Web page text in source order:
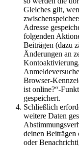
Gleiches gilt,
Adresse
folgenden
Beiträgen (dazu
Änderungen an
Browser-
ist online?“-
gespeichert.
Schließlich
weitere Daten
deinen Beiträgen
oder